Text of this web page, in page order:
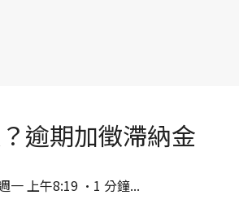
逾期加徵滯納金
一 上午8:19 ·1 分鐘...